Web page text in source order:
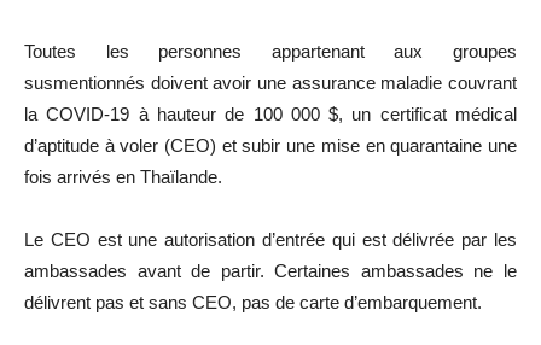
Toutes les personnes appartenant aux groupes
susmentionnés doivent avoir une assurance maladie couvrant
la COVID-19 à hauteur de 100 000 $, un certificat médical
d’aptitude à voler (CEO) et subir une mise en quarantaine une
fois arrivés en Thaïlande.
Le CEO est une autorisation d’entrée qui est délivrée par les
ambassades avant de partir. Certaines ambassades ne le
délivrent pas et sans CEO, pas de carte d’embarquement.